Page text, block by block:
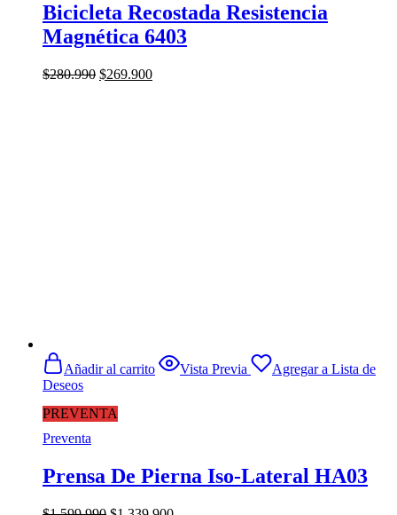
Bicicleta Recostada Resistencia
Magnética 6403
$280.990 El
$269.900El
PREVENTA
Añadir al carrito Vista Previa
Agregar a Lista de
Deseos
Preventa
Prensa De Pierna Iso-Lateral HA03